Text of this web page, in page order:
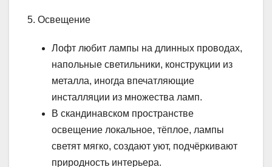
5. Освещение
Лофт любит лампы на длинных проводах,
напольные светильники, конструкции из
металла, иногда впечатляющие
инсталляции из множества ламп.
В скандинавском пространстве
освещение локальное, тёплое, лампы
светят мягко, создают уют, подчёркивают
природность интерьера.